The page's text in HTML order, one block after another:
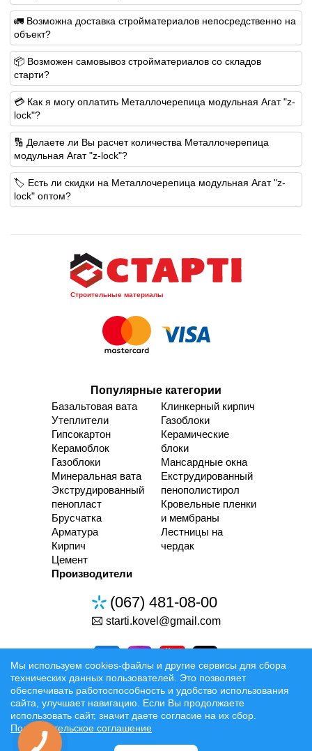
🚛 Возможна доставка стройматериалов непосредственно на
объект?
📦 Возможен самовывоз стройматериалов со складов
старти?
💳 Как я могу оплатить Металлочерепица модульная Агат "z-
lock"?
🔢 Делаете ли Вы расчет количества Металлочерепица
модульная Агат "z-lock"?
🏷️ Есть ли скидки на Металлочерепица модульная Агат "z-
lock" оптом?
Строительные материалы
Популярные категории
Базальтовая вата
Утеплители
Гипсокартон
Керамоблок
Газоблоки
Минеральная вата
Экструдированный
пенопласт
Брусчатка
Арматура
Кирпич
Цемент
Клинкерный кирпич
Газоблоки
Керамические
блоки
Мансардные окна
Екструдированный
пенополистирол
Кровельные пленки
и мембраны
Лестницы на
чердак
Производители
(067) 481-08-00
starti.kovel@gmail.com
Разработка та Раскрутка сайтов
Официальные условия
Мы используем cookies-файлы и другие сервисы для сбора
технических данных пользователей. Это позволяет
обеспечивать работоспособность и удобство использования
сайта, улучшает навигацию. Если Вы продолжаете
использовать сайт, значит даете согласие на их сбор.
Пользовательское соглашение